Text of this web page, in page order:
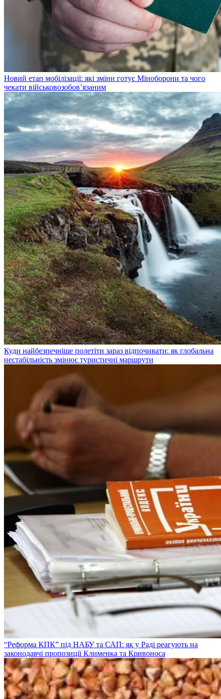
Новий етап мобілізації: які зміни готує Міноборони та чого
чекати військовозобов’язаним
Куди найбезпечніше полетіти зараз відпочивати: як глобальна
нестабільність змінює туристичні маршрути
“Реформа КПК” під НАБУ та САП: як у Раді реагують на
законодавчі пропозиції Клименка та Кривоноса